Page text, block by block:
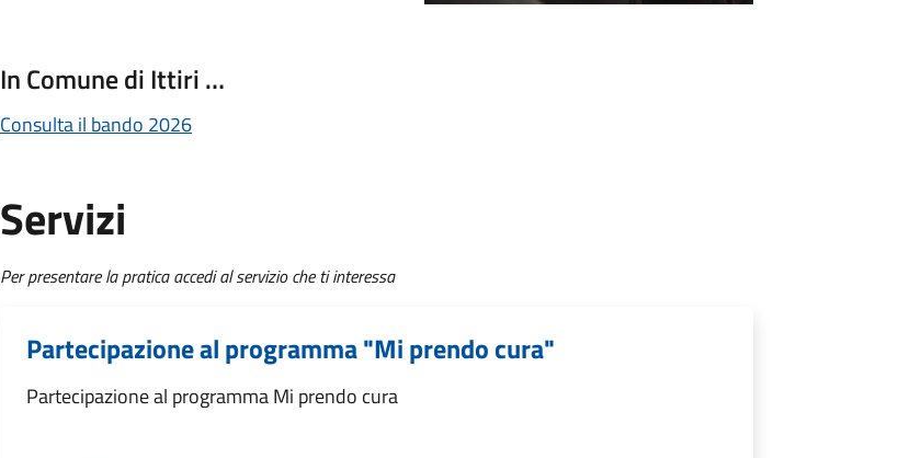
In Comune di Ittiri …
Consulta il bando 2026
Servizi
Per presentare la pratica accedi al servizio che ti interessa
Partecipazione al programma "Mi prendo cura"
Partecipazione al programma Mi prendo cura